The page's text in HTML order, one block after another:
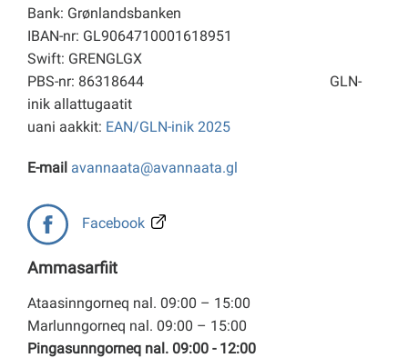
Bank: Grønlandsbanken
IBAN-nr: GL9064710001618951
Swift: GRENGLGX
PBS-nr: 86318644 GLN-
inik allattugaatit
uani aakkit: EAN/GLN-inik 2025
E-mail avannaata@avannaata.gl
Facebook
Ammasarfiit
Ataasinngorneq nal. 09:00 – 15:00
Marlunngorneq nal. 09:00 – 15:00
Pingasunngorneq nal. 09:00 - 12:00